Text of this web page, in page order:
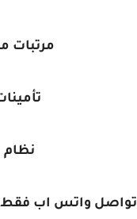
مرتبات
تواصل واتس اب فقط أرسل